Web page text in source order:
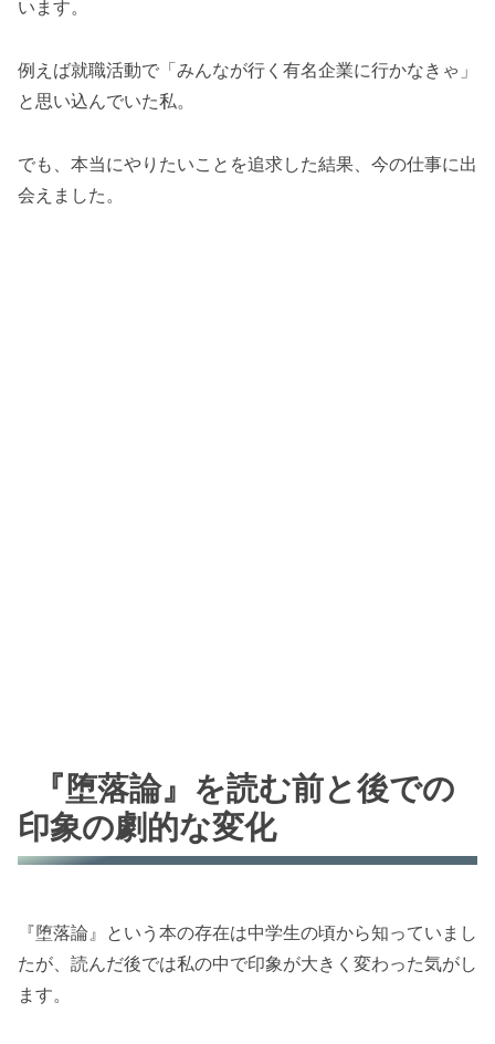
います。
例えば就職活動で「みんなが行く有名企業に行かなきゃ」
と思い込んでいた私。
でも、本当にやりたいことを追求した結果、今の仕事に出
会えました。
『堕落論』を読む前と後での
印象の劇的な変化
『堕落論』という本の存在は中学生の頃から知っていまし
たが、読んだ後では私の中で印象が大きく変わった気がし
ます。